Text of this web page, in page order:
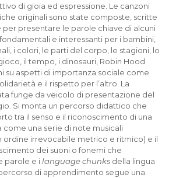
di gioia ed espressione. Le canzoni
originali sono state composte, scritte
presentare le parole chiave di alcuni
e interessanti per i bambini,
i colori, le parti del corpo, le stagioni, lo
il tempo, i dinosauri, Robin Hood
su aspetti di importanza sociale come
e il rispetto per l’altro. La
funge da veicolo di presentazione del
Si monta un percorso didattico che
tra il senso e il riconoscimento di una
come una serie di note musicali
ordine irrevocabile metrico e ritmico) e il
dei suoni o fonemi che
parole e i language chunks della lingua
di apprendimento segue una